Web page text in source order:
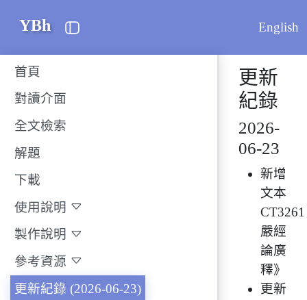
YBh English
首頁
對讀介面
全文檢索
解題
下載
使用說明
製作說明
參考資源
更新紀錄 (2026-06-23)
更新
紀錄
2026-
06-23
新增
文本
嚴經
論廣
釋》
更新